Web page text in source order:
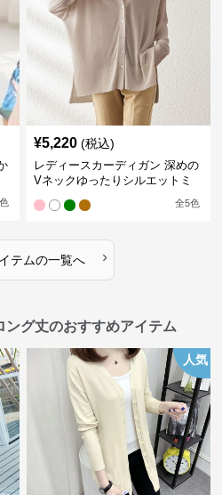
¥5,220 (税込)
レディースカーディガン 深めの
Vネックゆったりシルエットミ
全5色
テムの一覧へ ›
ング丈のおすすめアイテム
人気